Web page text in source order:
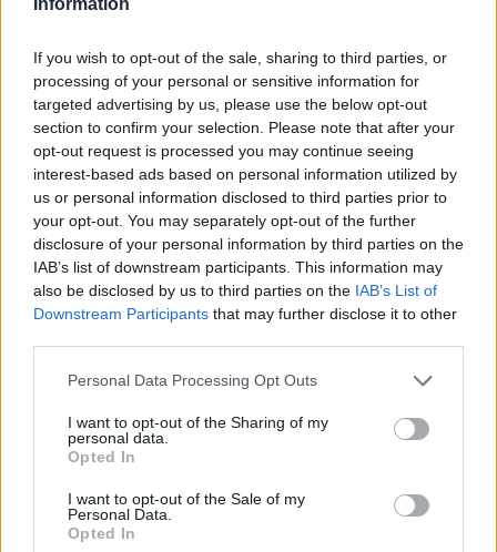
If you wish to opt-out of the sale, sharing to third parties, or
processing of your personal or sensitive information for
targeted advertising by us, please use the below opt-out
section to confirm your selection. Please note that after your
opt-out request is processed you may continue seeing
interest-based ads based on personal information utilized by
us or personal information disclosed to third parties prior to
your opt-out. You may separately opt-out of the further
disclosure of your personal information by third parties on the
IAB’s list of downstream participants. This information may
also be disclosed by us to third parties on the IAB’s List of
Downstream Participants that may further disclose it to other
Personal Data Processing Opt Outs
I want to opt-out of the Sharing of my
personal data.
Opted In
I want to opt-out of the Sale of my
Personal Data.
Opted In
Επιστήμη
Το πείραμα της τρέλας: Η διπλή όψη του
LSD στην ψυχιατρική
15.05.26
Η ιστορική διαδρομή του LSD στη θεραπευτική κι όσα μας
αφορούν σήμερα.
Επιστήμη